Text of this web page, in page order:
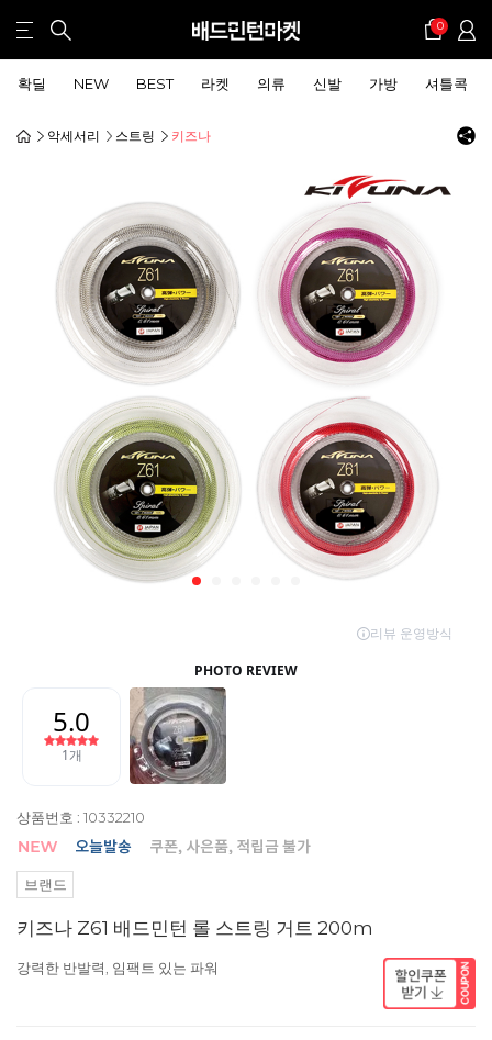
0
확딜 NEW BEST 라켓 의류 신발 가방 셔틀콕
악세서리 스트링 키즈나
상품번호 : 10332210
브랜드
키즈나 Z61 배드민턴 롤 스트링 거트 200m
강력한 반발력, 임팩트 있는 파워